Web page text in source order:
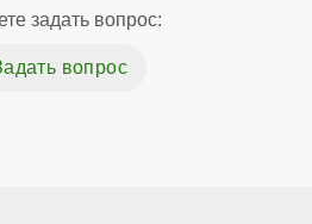
задать вопрос: